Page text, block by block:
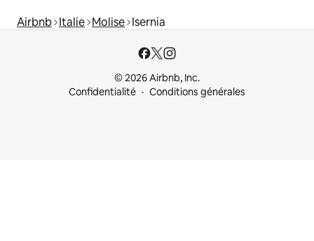
Airbnb Italie Molise Isernia
© 2026 Airbnb, Inc.
Confidentialité
Conditions générales